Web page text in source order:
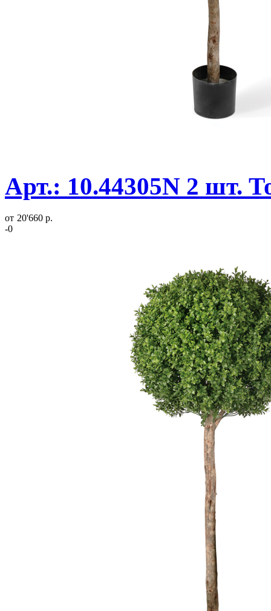
Арт.: 10.44305N 2 шт.
от 20'660 р.
-0